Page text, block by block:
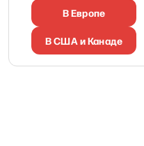
В Европе
В США и Канаде